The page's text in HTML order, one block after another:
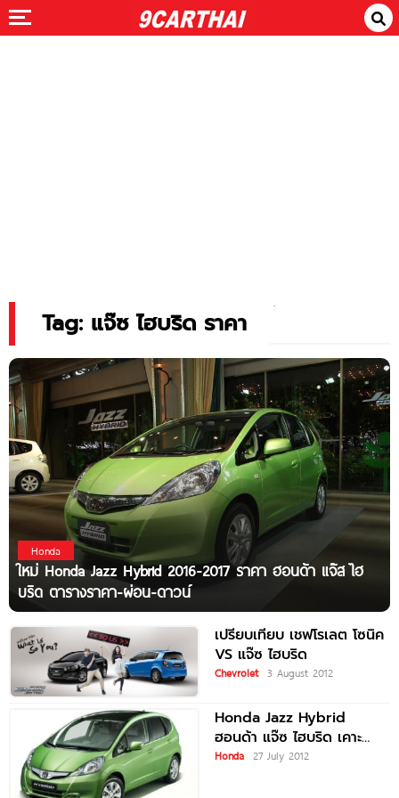
Tag: แจ๊ซ ไฮบริด ราคา
Honda
ใหม่ Honda Jazz Hybrid 2016-2017 ราคา ฮอนด้า แจ๊ส ไฮ
บริด ตารางราคา-ผ่อน-ดาวน์
เปรียบเทียบ เชฟโรเลต โซนิค
VS แจ๊ซ ไฮบริด
Chevrolet 3 August 2012
Honda Jazz Hybrid
ฮอนด้า แจ๊ซ ไฮบริด เคาะ
ราคา 768,000 บาท ชูจุด
Honda 27 July 2012